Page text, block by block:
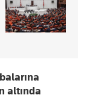
altında